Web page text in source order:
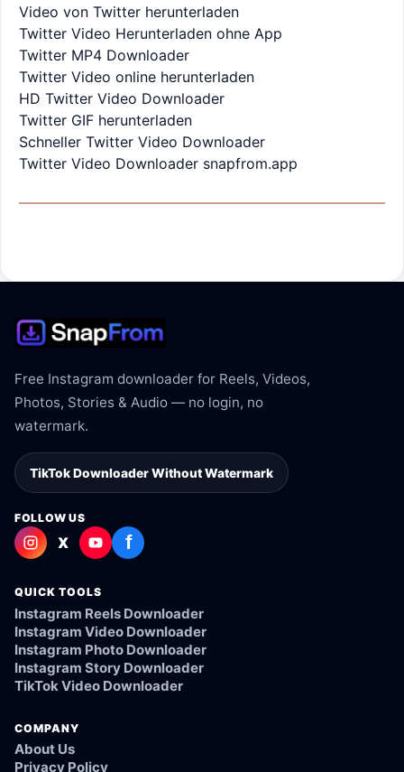
Video von Twitter herunterladen
Twitter Video Herunterladen ohne App
Twitter MP4 Downloader
Twitter Video online herunterladen
HD Twitter Video Downloader
Twitter GIF herunterladen
Schneller Twitter Video Downloader
Twitter Video Downloader snapfrom.app
Free Instagram downloader for Reels, Videos,
Photos, Stories & Audio — no login, no
watermark.
TikTok Downloader Without Watermark
FOLLOW US
X f
QUICK TOOLS
Instagram Reels Downloader
Instagram Video Downloader
Instagram Photo Downloader
Instagram Story Downloader
TikTok Video Downloader
COMPANY
About Us
Privacy Policy